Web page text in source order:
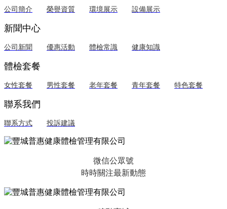
公司簡介 榮譽資質 環境展示 設備展示
新聞中心
公司新聞 優惠活動 體檢常識 健康知識
體檢套餐
女性套餐 男性套餐 老年套餐 青年套餐 特色套餐
聯系我們
聯系方式 投訴建議
微信公眾號
時時關注最新動態